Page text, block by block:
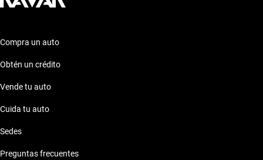
Kavak, calidad y confiabilidad van de la mano.
Compra un auto
Obtén un crédito
Vende tu auto
Cuida tu auto
Sedes
Preguntas frecuentes